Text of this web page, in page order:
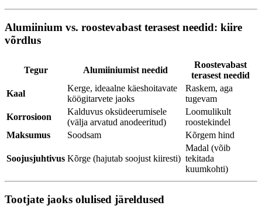
Alumiinium vs. roostevabast terasest needid: kiire
võrdlus
Tegur Alumiiniumist needid
Roostevabast
terasest needid
Kaal
Kerge, ideaalne käeshoitavate
köögitarvete jaoks
Raskem, aga
tugevam
Korrosioon
Kalduvus oksüdeerumisele
(välja arvatud anodeeritud)
Loomulikult
roostekindel
Maksumus
Soodsam Kõrgem hind
Soojusjuhtivus Kõrge (hajutab soojust kiiresti)
Madal (võib
tekitada
kuumkohti)
Tootjate jaoks olulised järeldused